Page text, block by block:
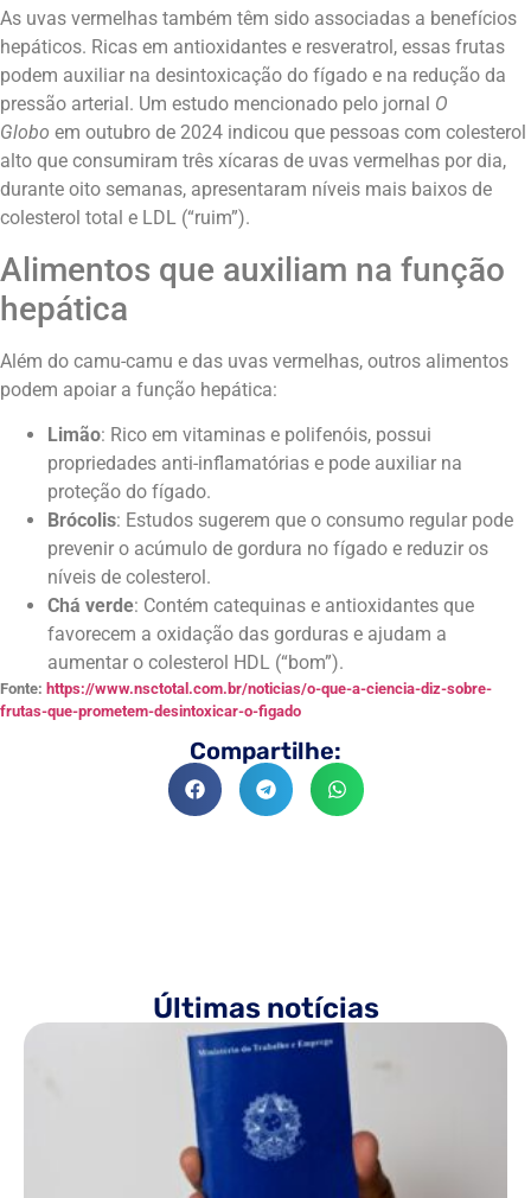
As uvas vermelhas também têm sido associadas a benefícios
hepáticos. Ricas em antioxidantes e resveratrol, essas frutas
podem auxiliar na desintoxicação do fígado e na redução da
pressão arterial. Um estudo mencionado pelo jornal O
Globo em outubro de 2024 indicou que pessoas com colesterol
alto que consumiram três xícaras de uvas vermelhas por dia,
durante oito semanas, apresentaram níveis mais baixos de
colesterol total e LDL (“ruim”).
Alimentos que auxiliam na função
hepática
Além do camu-camu e das uvas vermelhas, outros alimentos
podem apoiar a função hepática:​
Limão: Rico em vitaminas e polifenóis, possui
propriedades anti-inflamatórias e pode auxiliar na
proteção do fígado. ​
Brócolis: Estudos sugerem que o consumo regular pode
prevenir o acúmulo de gordura no fígado e reduzir os
níveis de colesterol.
Chá verde: Contém catequinas e antioxidantes que
favorecem a oxidação das gorduras e ajudam a
aumentar o colesterol HDL (“bom”).
Fonte: https://www.nsctotal.com.br/noticias/o-que-a-ciencia-diz-sobre-
frutas-que-prometem-desintoxicar-o-figado
Compartilhe:
Últimas notícias